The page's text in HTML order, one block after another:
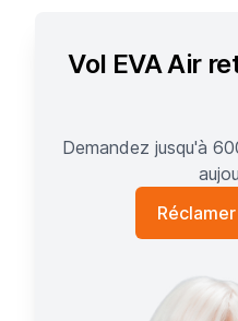
Vol EVA Air
Demandez jusqu'à